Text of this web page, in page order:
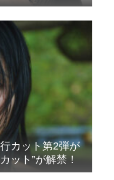
カット第2弾が
ット”が解禁！